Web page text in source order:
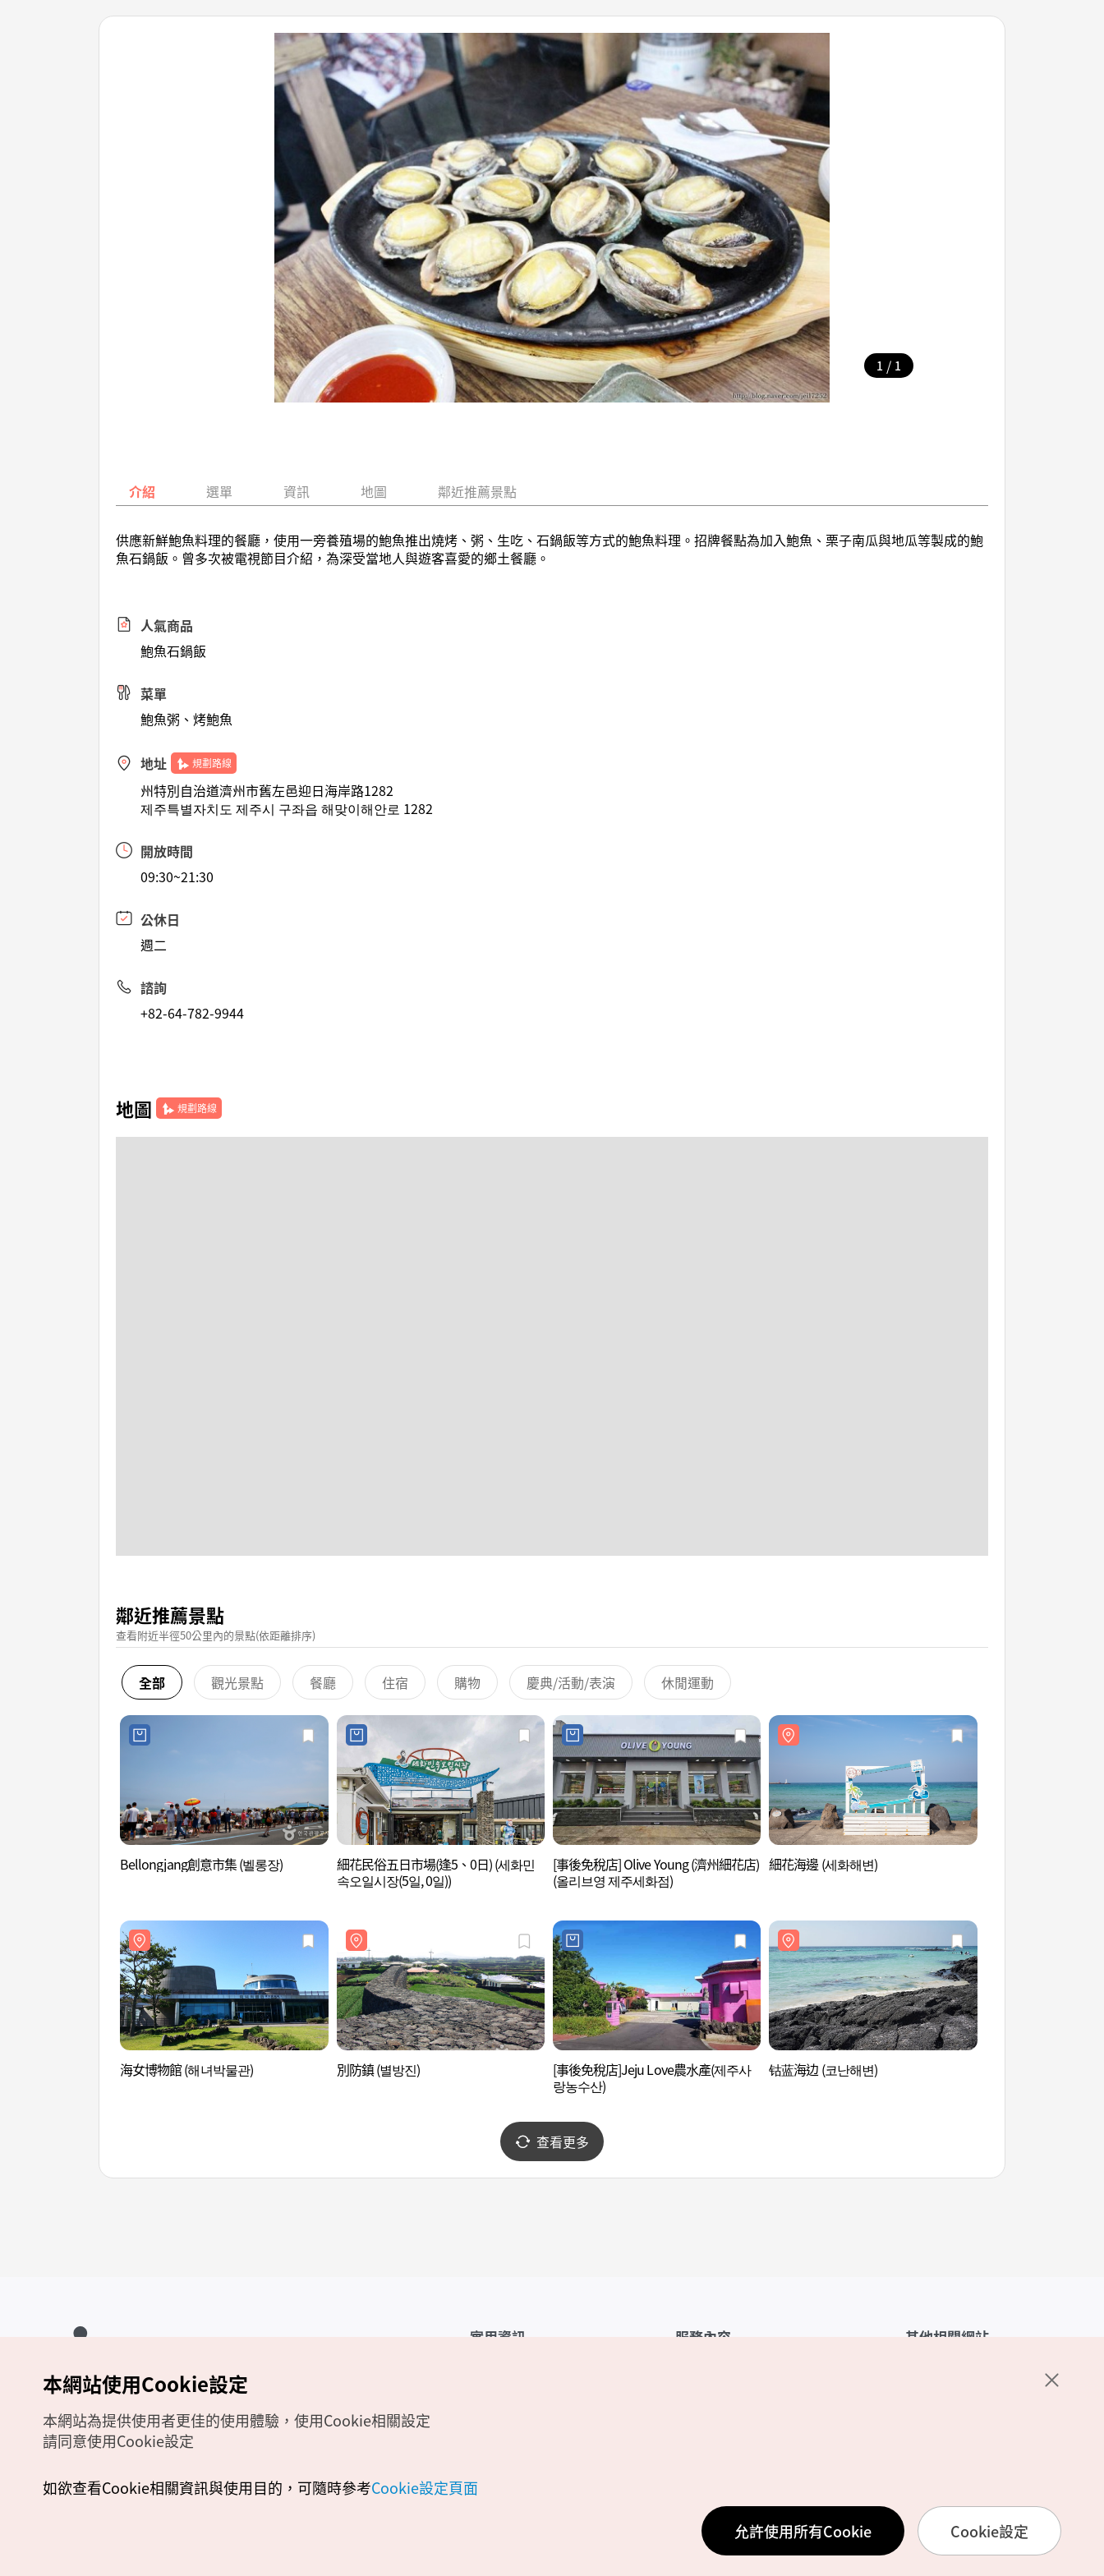
1 / 1
介紹 選單 資訊 地圖 鄰近推薦景點
供應新鮮鮑魚料理的餐廳，使用一旁養殖場的鮑魚推出燒烤、粥、生吃、石鍋飯等方式的鮑魚料理。招牌餐點為加入鮑魚、栗子南瓜與地瓜等製成的鮑
魚石鍋飯。曾多次被電視節目介紹，為深受當地人與遊客喜愛的鄉土餐廳。
人氣商品
鮑魚石鍋飯
菜單
鮑魚粥、烤鮑魚
地址 規劃路線
州特別自治道濟州市舊左邑迎日海岸路1282
제주특별자치도 제주시 구좌읍 해맞이해안로 1282
開放時間
09:30~21:30
公休日
週二
諮詢
+82-64-782-9944
地圖 規劃路線
鄰近推薦景點
查看附近半徑50公里內的景點(依距離排序)
全部 觀光景點 餐廳 住宿 購物 慶典/活動/表演 休閒運動
Bellongjang創意市集 (벨롱장)
細花民俗五日市場(逢5、0日) (세화민
속오일시장(5일, 0일))
[事後免稅店] Olive Young (濟州細花店)
(올리브영 제주세화점)
細花海邊 (세화해변)
海女博物館 (해녀박물관) 別防鎮 (별방진)
[事後免稅店]Jeju Love農水產(제주사
랑농수산)
钴蓝海边 (코난해변)
查看更多
實用資訊 服務內容
位置資訊服務使用條款
個人位置資訊處理方針
其他相關網站
Copyrights (c) 韓國觀光公社版權所有
如有相關疑問或建議，歡迎來信至官方信箱
本網站使用Cookie設定
本網站為提供使用者更佳的使用體驗，使用Cookie相關設定
請同意使用Cookie設定
如欲查看Cookie相關資訊與使用目的，可隨時參考Cookie設定頁面
允許使用所有Cookie Cookie設定